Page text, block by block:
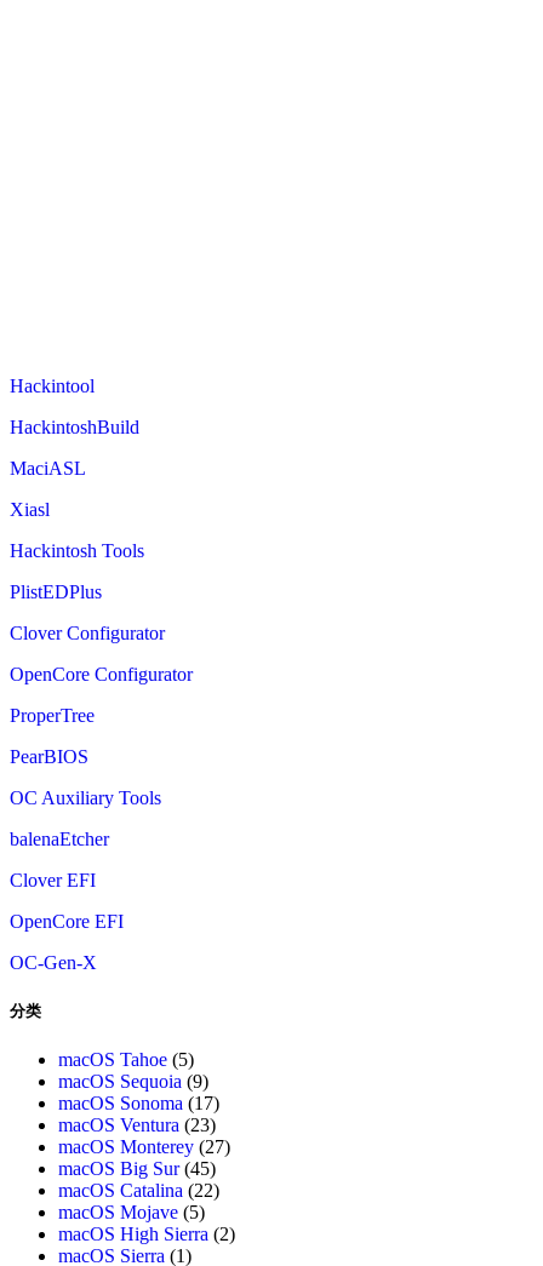
Hackintool
HackintoshBuild
MaciASL
Xiasl
Hackintosh Tools
PlistEDPlus
Clover Configurator
OpenCore Configurator
ProperTree
PearBIOS
OC Auxiliary Tools
balenaEtcher
Clover EFI
OpenCore EFI
OC-Gen-X
分类
macOS Tahoe (5)
macOS Sequoia (9)
macOS Sonoma (17)
macOS Ventura (23)
macOS Monterey (27)
macOS Big Sur(45)
macOS Catalina (22)
macOS Mojave (5)
macOS High Sierra (2)
macOS Sierra (1)